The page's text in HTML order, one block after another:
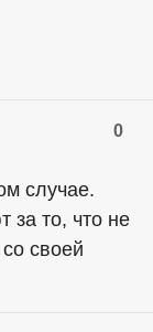
0
случае.
за то, что не
своей